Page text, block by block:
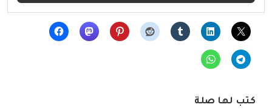
كتب لها صلة